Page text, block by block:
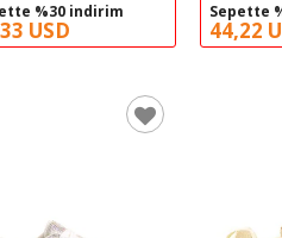
%30 indirim
USD
Sepette
44,22